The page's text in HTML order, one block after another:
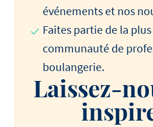
événements et nos
Faites partie de la
communauté de
boulangerie.
Laissez-